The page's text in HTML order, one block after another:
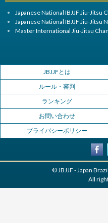
Japanese National IBJJF Jiu-Jitsu
Japanese National IBJJF Jiu-Jitsu
Master International Jiu-Jitsu
JBJJFとは
ルール・審判
ランキング
お問い合わせ
プライバシーポリシー
© JBJJF - Japan
All